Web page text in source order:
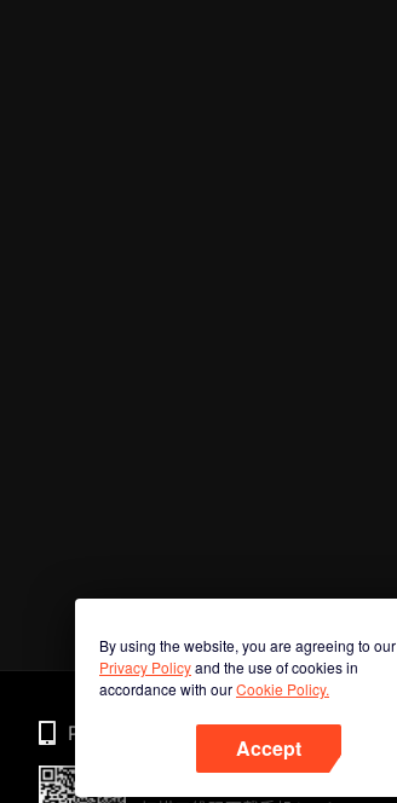
By using the website, you are agreeing to our
Privacy Policyand the use of cookies in
accordance with ourCookie Policy.
Accept
Phone